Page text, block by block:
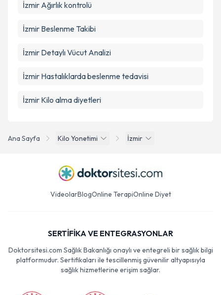
Ana Sayfa Kilo Yonetimi İzmir
İzmir Ağırlık kontrolü
İzmir Beslenme Takibi
İzmir Detaylı Vücut Analizi
İzmir Hastalıklarda beslenme tedavisi
İzmir Kilo alma diyetleri
VideolarBlogOnline TerapiOnline Diyet
SERTİFİKA VE ENTEGRASYONLAR
Doktorsitesi.com Sağlık Bakanlığı onaylı ve entegreli bir sağlık bilgi
platformudur. Sertifikaları ile tescillenmiş güvenilir altyapısıyla
sağlık hizmetlerine erişim sağlar.